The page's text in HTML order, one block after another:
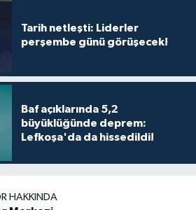
Tarih netleşti: Liderler
perşembe günü görüşecek!
Baf açıklarında 5,2
büyüklüğünde deprem:
Lefkoşa'da da hissedildi!
HAKKINDA